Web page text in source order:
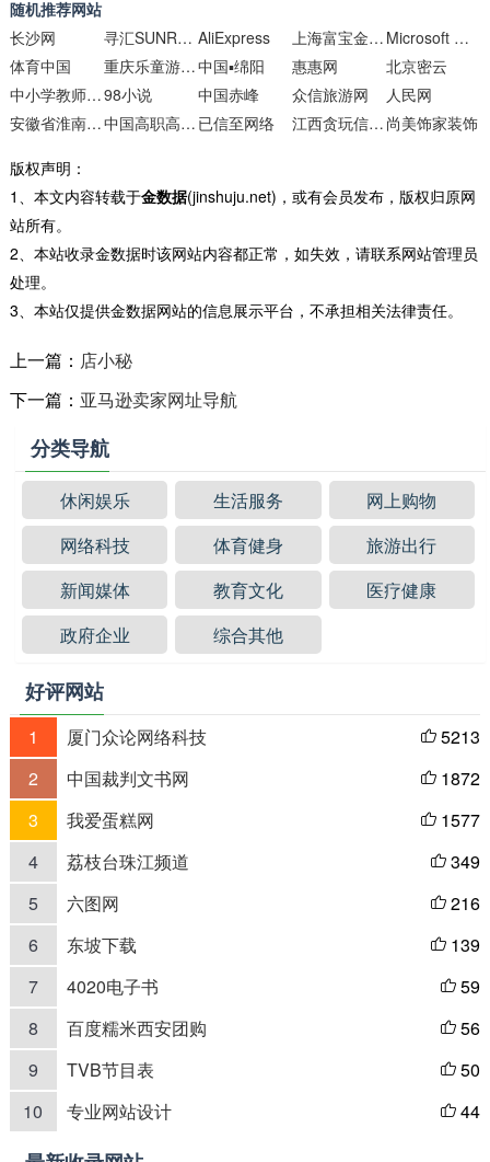
随机推荐网站
长沙网
寻汇SUNRATE官网 AliExpress 上海富宝金属网
Microsoft OneNote |
体育中国
重庆乐童游乐设备中国▪绵阳 惠惠网
北京密云
中小学教师资格考试98小说 中国赤峰 众信旅游网
人民网
安徽省淮南第四中学
中国高职高专教育网 已信至网络 江西贪玩信息技术 尚美饰家装饰
版权声明：
1、本文内容转载于金数据(jinshuju.net)，或有会员发布，版权归原网
站所有。
2、本站收录金数据时该网站内容都正常，如失效，请联系网站管理员
处理。
3、本站仅提供金数据网站的信息展示平台，不承担相关法律责任。
上一篇： 店小秘
下一篇： 亚马逊卖家网址导航
分类导航
休闲娱乐 生活服务
网上购物
网络科技
体育健身
旅游出行
新闻媒体
教育文化
医疗健康
政府企业
综合其他
好评网站
1 厦门众论网络科技  5213
2
中国裁判文书网  1872
3
我爱蛋糕网  1577
4
荔枝台珠江频道  349
5
六图网  216
6
东坡下载  139
7
4020电子书  59
8
百度糯米西安团购  56
9
TVB节目表  50
10
专业网站设计  44